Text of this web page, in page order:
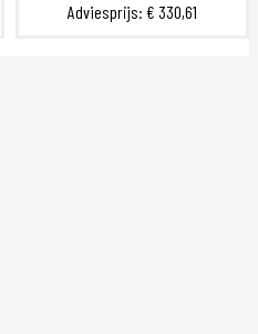
Adviesprijs: € 330,61